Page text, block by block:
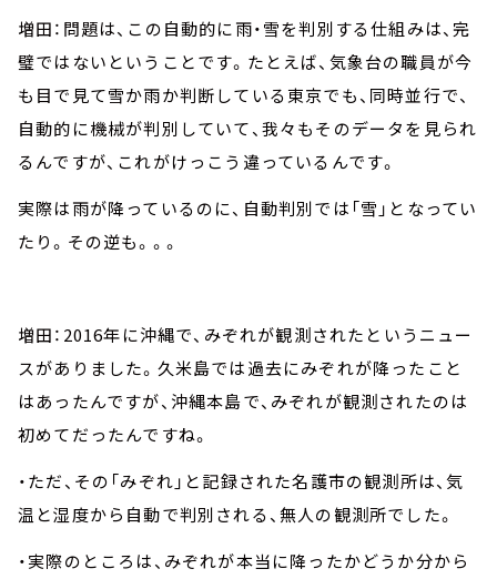
増田：問題は、この自動的に雨・雪を判別する仕組みは、完
璧ではないということです。たとえば、気象台の職員が今
も目で見て雪か雨か判断している東京でも、同時並行で、
自動的に機械が判別していて、我々もそのデータを見られ
るんですが、これがけっこう違っているんです。
実際は雨が降っているのに、自動判別では「雪」となってい
たり。その逆も。。。
増田：2016年に沖縄で、みぞれが観測されたというニュー
スがありました。久米島では過去にみぞれが降ったこと
はあったんですが、沖縄本島で、みぞれが観測されたのは
初めてだったんですね。
・ただ、その「みぞれ」と記録された名護市の観測所は、気
温と湿度から自動で判別される、無人の観測所でした。
・実際のところは、みぞれが本当に降ったかどうか分から